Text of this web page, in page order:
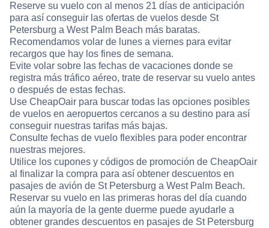
Reserve su vuelo con al menos 21 días de anticipación
para así conseguir las ofertas de vuelos desde St
Petersburg a West Palm Beach más baratas.
Recomendamos volar de lunes a viernes para evitar
recargos que hay los fines de semana.
Evite volar sobre las fechas de vacaciones donde se
registra más tráfico aéreo, trate de reservar su vuelo antes
o después de estas fechas.
Use CheapOair para buscar todas las opciones posibles
de vuelos en aeropuertos cercanos a su destino para así
conseguir nuestras tarifas más bajas.
Consulte fechas de vuelo flexibles para poder encontrar
nuestras mejores.
Utilice los cupones y códigos de promoción de CheapOair
al finalizar la compra para así obtener descuentos en
pasajes de avión de St Petersburg a West Palm Beach.
Reservar su vuelo en las primeras horas del día cuando
aún la mayoría de la gente duerme puede ayudarle a
obtener grandes descuentos en pasajes de St Petersburg